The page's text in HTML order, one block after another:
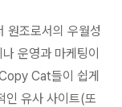
원조로서의 우월성
운영과 마케팅이
Cat들이 쉽게
인 유사 사이트(또